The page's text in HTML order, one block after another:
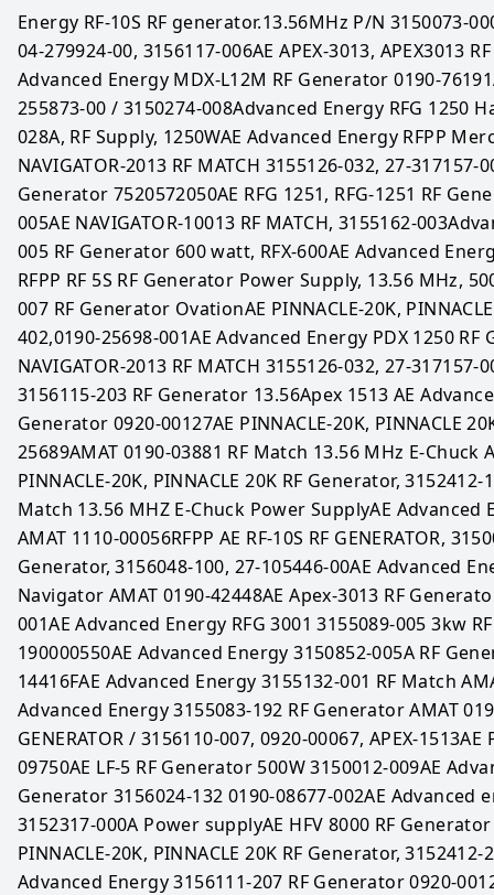
Energy RF-10S RF generator.13.56MHz P/N 3150073-
04-279924-00, 3156117-006AE APEX-3013, APEX3013
Advanced Energy MDX-L12M RF Generator 0190-
255873-00 / 3150274-008Advanced Energy RFG 1250
028A, RF Supply, 1250WAE Advanced Energy RFPP
NAVIGATOR-2013 RF MATCH 3155126-032, 27-317157-
Generator 7520572050AE RFG 1251, RFG-1251 RF
005AE NAVIGATOR-10013 RF MATCH, 3155162-
005 RF Generator 600 watt, RFX-600AE Advanced
RFPP RF 5S RF Generator Power Supply, 13.56 MHz,
007 RF Generator OvationAE PINNACLE-20K,
402,0190-25698-001AE Advanced Energy PDX 1250 RF
NAVIGATOR-2013 RF MATCH 3155126-032, 27-
3156115-203 RF Generator 13.56Apex 1513 AE
Generator 0920-00127AE PINNACLE-20K, PINNACLE
25689AMAT 0190-03881 RF Match 13.56 MHz E-Chuck
PINNACLE-20K, PINNACLE 20K RF Generator, 3152412-
Match 13.56 MHZ E-Chuck Power SupplyAE Advanced
AMAT 1110-00056RFPP AE RF-10S RF GENERATOR,
Generator, 3156048-100, 27-105446-00AE Advanced
Navigator AMAT 0190-42448AE Apex-3013 RF
001AE Advanced Energy RFG 3001 3155089-005 3kw
190000550AE Advanced Energy 3150852-005A RF
14416FAE Advanced Energy 3155132-001 RF Match
Advanced Energy 3155083-192 RF Generator AMAT
GENERATOR / 3156110-007, 0920-00067, APEX-1513AE
09750AE LF-5 RF Generator 500W 3150012-009AE
Generator 3156024-132 0190-08677-002AE Advanced
3152317-000A Power supplyAE HFV 8000 RF
PINNACLE-20K, PINNACLE 20K RF Generator,
Advanced Energy 3156111-207 RF Generator 0920-